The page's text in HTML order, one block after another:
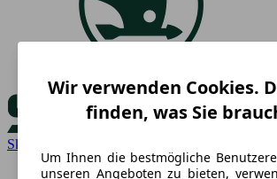
Skoda
Wir verwenden Cookies.
finden, was Sie
Um Ihnen die bestmögliche
unseren Angeboten zu bieten,